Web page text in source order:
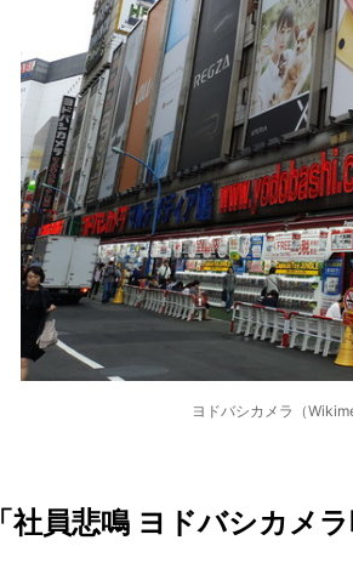
ヨドバシカメラ（
「社員悲鳴 ヨドバシカメラ